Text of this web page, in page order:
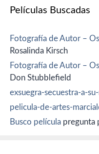
Películas Buscadas
Fotografía de Autor –
Rosalinda Kirsch
Fotografía de Autor –
Don Stubblefield
exsuegra-secuestra-a-
pelicula-de-artes-
Busco película pregunta